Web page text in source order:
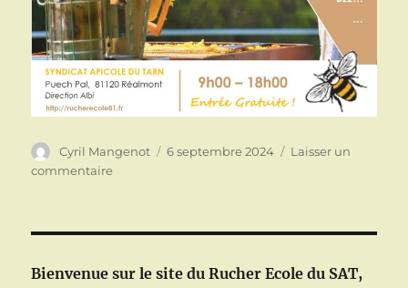
Auteur
Cyril Mangenot
Publié
6 septembre 2024
Laisser un
commentairesur
Bienvenue sur le site du Rucher Ecole du SAT,